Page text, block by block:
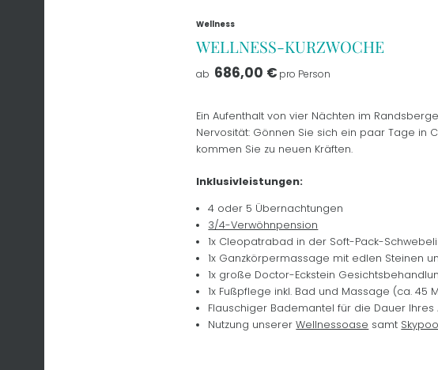
Wellness
WELLNESS-KURZWOCHE
ab 686,00 € pro Person
Ein Aufenthalt von vier Nächten im
Nervosität: Gönnen Sie sich ein paar Tage in
kommen Sie zu neuen Kräften.
Inklusivleistungen:
4 oder 5 Übernachtungen
3/4-Verwöhnpension
1x Cleopatrabad in der Soft-Pack-
1x Ganzkörpermassage mit edlen Steinen
1x große Doctor-Eckstein
1x Fußpflege inkl. Bad und Massage (ca. 45
Flauschiger Bademantel für die Dauer Ihres
Nutzung unsererWellnessoase samt